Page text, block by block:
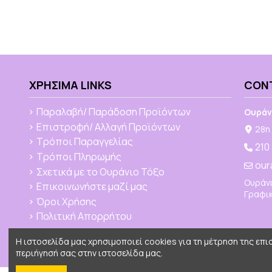
ΧΡΉΣΙΜΑ LINKS
Παραλαβή/ Παράδοση Προϊόντων
Επιστροφή/ Αλλαγή Προϊόντων
Τρόποι Παραγγελίας
Τρόποι Πληρωμής
Σχετικά με το Ουράνιο Τόξο
Επικοινωνήστε μαζί μας
Όροι Χρήσης
Πολιτική Απορρήτου
28η
Η ιστοσελίδα μας χρησιμοποιεί cookies για τη μέτρηση της
περιήγησή σας στην ιστοσελίδα μας.